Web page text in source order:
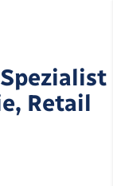
Retail